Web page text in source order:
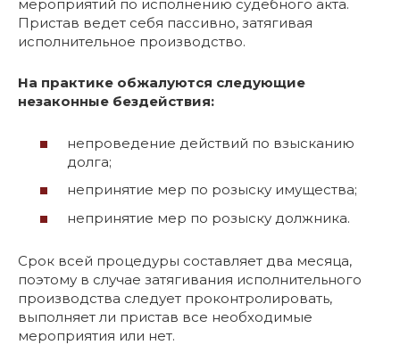
мероприятий по исполнению судебного акта.
Пристав ведет себя пассивно, затягивая
исполнительное производство.
На практике обжалуются следующие
незаконные бездействия:
непроведение действий по взысканию
долга;
непринятие мер по розыску имущества;
непринятие мер по розыску должника.
Срок всей процедуры составляет два месяца,
поэтому в случае затягивания исполнительного
производства следует проконтролировать,
выполняет ли пристав все необходимые
мероприятия или нет.